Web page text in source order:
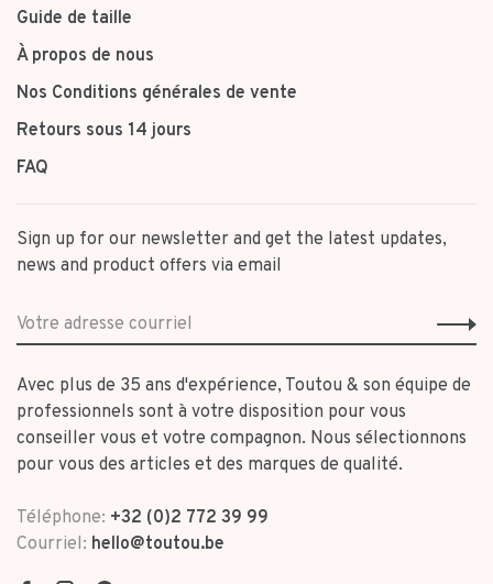
Guide de taille
À propos de nous
Nos Conditions générales de vente
Retours sous 14 jours
FAQ
Sign up for our newsletter and get the latest updates,
news and product offers via email
Avec plus de 35 ans d'expérience, Toutou & son équipe de
professionnels sont à votre disposition pour vous
conseiller vous et votre compagnon. Nous sélectionnons
pour vous des articles et des marques de qualité.
Téléphone: +32 (0)2 772 39 99
Courriel: hello@toutou.be